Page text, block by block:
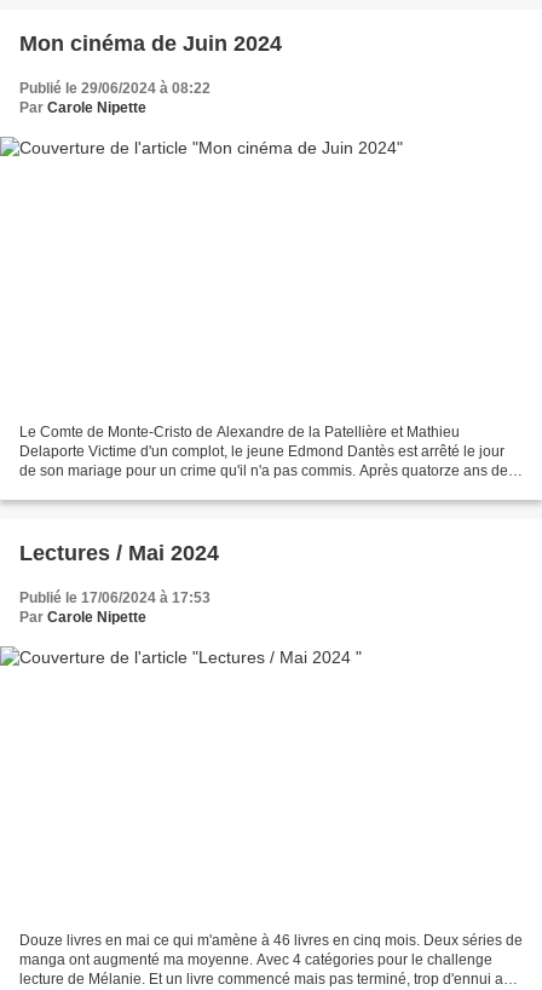
Mon cinéma de Juin 2024
Publié le 29/06/2024 à 08:22
Par Carole Nipette
Le Comte de Monte-Cristo de Alexandre de la Patellière et Mathieu
Delaporte Victime d'un complot, le jeune Edmond Dantès est arrêté le jour
de son mariage pour un crime qu'il n'a pas commis. Après quatorze ans de
Lectures / Mai 2024
Publié le 17/06/2024 à 17:53
Par Carole Nipette
Douze livres en mai ce qui m'amène à 46 livres en cinq mois. Deux séries de
manga ont augmenté ma moyenne. Avec 4 catégories pour le challenge
lecture de Mélanie. Et un livre commencé mais pas terminé, trop d'ennui au